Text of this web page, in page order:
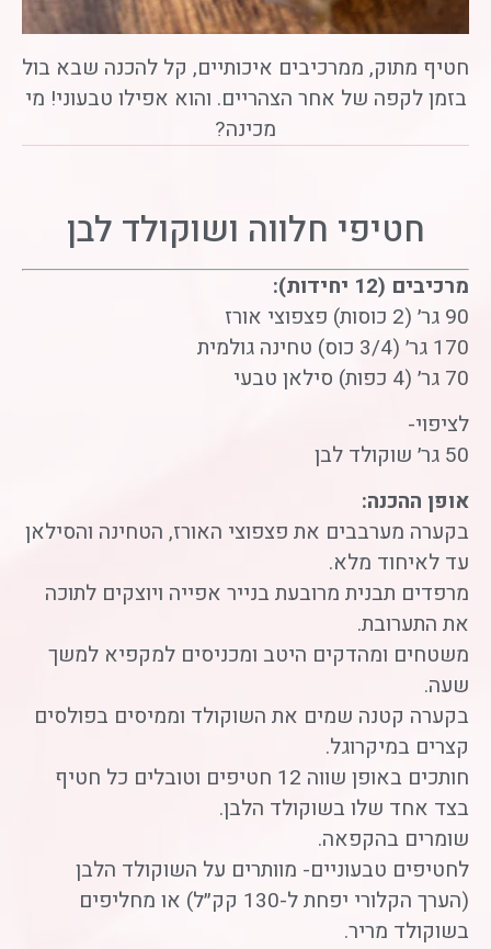
חטיף מתוק, ממרכיבים איכותיים, קל להכנה שבא בול
בזמן לקפה של אחר הצהריים. והוא אפילו טבעוני! מי
מכינה?
חטיפי חלווה ושוקולד לבן
מרכיבים (12 יחידות):
90 גר׳ (2 כוסות) פצפוצי אורז
170 גר׳ (3/4 כוס) טחינה גולמית
70 גר׳ (4 כפות) סילאן טבעי
לציפוי-
50 גר׳ שוקולד לבן
אופן ההכנה:
בקערה מערבבים את פצפוצי האורז, הטחינה והסילאן
עד לאיחוד מלא.
מרפדים תבנית מרובעת בנייר אפייה ויוצקים לתוכה
את התערובת.
משטחים ומהדקים היטב ומכניסים למקפיא למשך
שעה.
בקערה קטנה שמים את השוקולד וממיסים בפולסים
קצרים במיקרוגל.
חותכים באופן שווה 12 חטיפים וטובלים כל חטיף
בצד אחד שלו בשוקולד הלבן.
שומרים בהקפאה.
לחטיפים טבעוניים- מוותרים על השוקולד הלבן
(הערך הקלורי יפחת ל-130 קק״ל) או מחליפים
בשוקולד מריר.